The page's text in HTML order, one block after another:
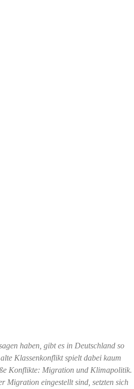
haben, gibt es in Deutschland so
Klassenkonflikt spielt dabei kaum
Konflikte: Migration und Klimapolitik.
Migration eingestellt sind, setzten sich